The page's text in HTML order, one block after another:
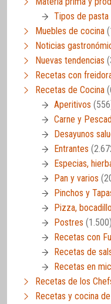
Tipos de pasta
Muebles de cocina
Noticias
Nuevas tendencias
Recetas con
Recetas de Cocina
Aperitivos
Carne y
Desayunos
Entrantes
Especias,
Pan y varios
Pinchos y
Pizza,
Postres (1.500)
Recetas con
Recetas de
Recetas en
Recetas de los
Recetas y cocina